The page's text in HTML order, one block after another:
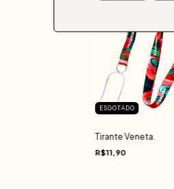
ESGOTADO
Tirante Veneta.
R$11,90